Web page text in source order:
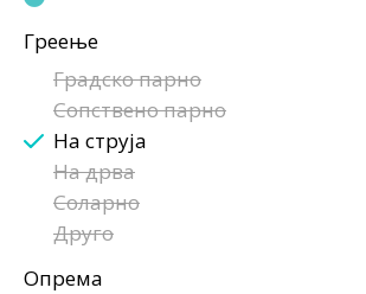
Греење
Градско парно
Сопствено парно
На струја
На дрва
Соларно
Друго
Опрема